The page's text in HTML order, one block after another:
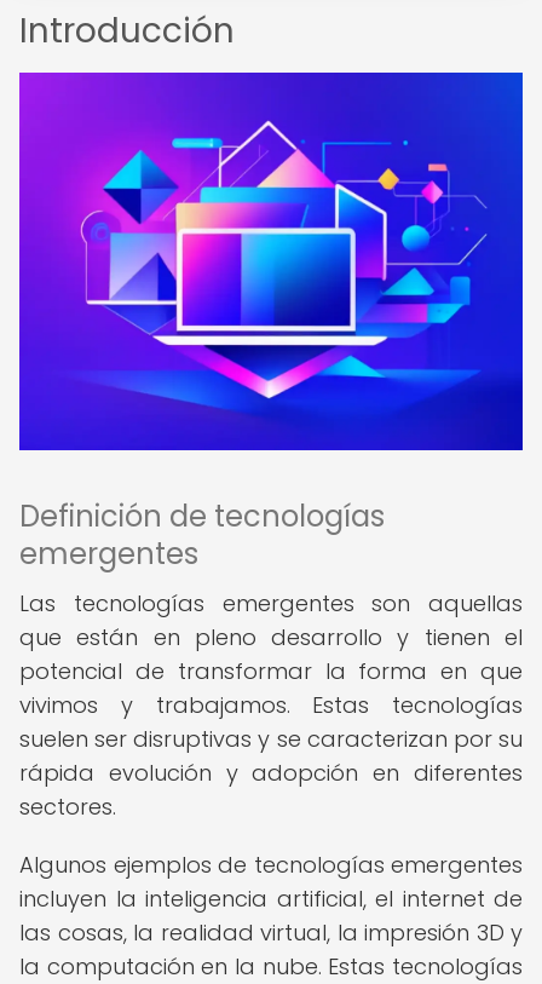
Introducción
Definición de tecnologías
emergentes
Las tecnologías emergentes son aquellas
que están en pleno desarrollo y tienen el
potencial de transformar la forma en que
vivimos y trabajamos. Estas tecnologías
suelen ser disruptivas y se caracterizan por su
rápida evolución y adopción en diferentes
sectores.
Algunos ejemplos de tecnologías emergentes
incluyen la inteligencia artificial, el internet de
las cosas, la realidad virtual, la impresión 3D y
la computación en la nube. Estas tecnologías